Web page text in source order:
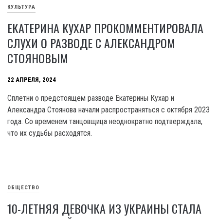
КУЛЬТУРА
ЕКАТЕРИНА КУХАР ПРОКОММЕНТИРОВАЛА
СЛУХИ О РАЗВОДЕ С АЛЕКСАНДРОМ
СТОЯНОВЫМ
22 АПРЕЛЯ, 2024
Сплетни о предстоящем разводе Екатерины Кухар и
Александра Стоянова начали распространяться с октября 2023
года. Со временем танцовщица неоднократно подтверждала,
что их судьбы расходятся.
ОБЩЕСТВО
10-ЛЕТНЯЯ ДЕВОЧКА ИЗ УКРАИНЫ СТАЛА